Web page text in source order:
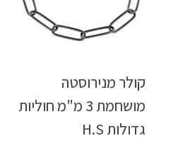
קולר מנירוסטה
מושחמת 3 מ"מ חוליות
גדולות H.S